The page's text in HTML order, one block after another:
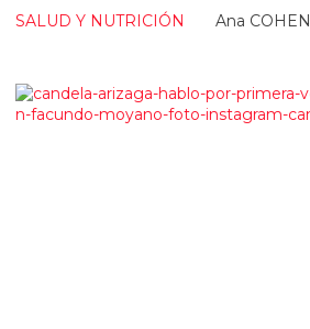
Ana COHEN
SALUD Y NUTRICIÓN